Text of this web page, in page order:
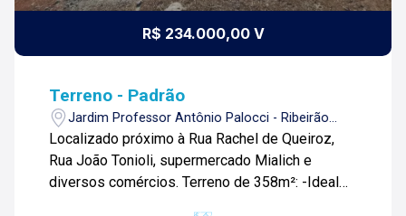
R$ 234.000,00 V
Terreno - Padrão
Jardim Professor Antônio Palocci - Ribeirão
Preto/SP
Localizado próximo à Rua Rachel de Queiroz,
Rua João Tonioli, supermercado Mialich e
diversos comércios. Terreno de 358m²: -Ideal